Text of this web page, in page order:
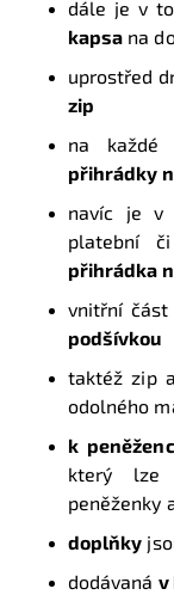
dále je v
kapsa na
uprostřed
zip
na
přihrádky
navíc je v
platební
přihrádka
vnitřní
podšívkou
taktéž zip
odolného
k
který lze
peněženky
doplňky
dodávaná v